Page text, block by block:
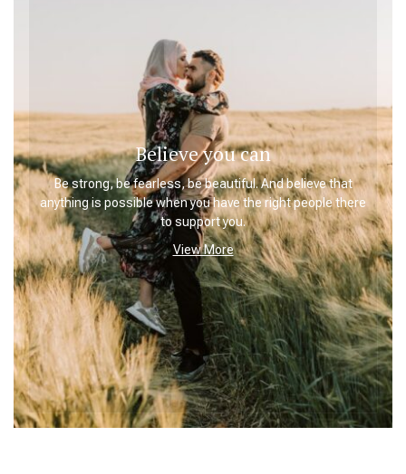
Believe you can
Be strong, be fearless, be beautiful. And believe that
anything is possible when you have the right people there
to support you.
View More